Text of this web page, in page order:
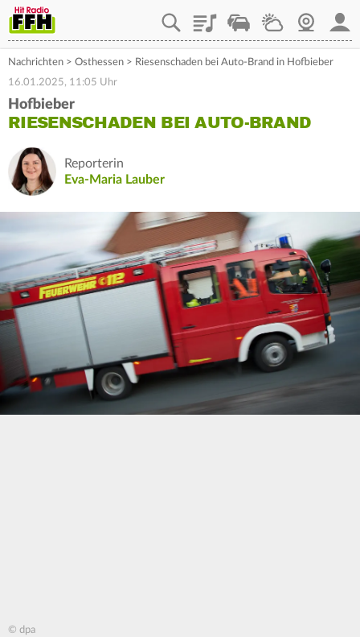
PlaylistStaupilotWetterWebcam
Nachrichten > Osthessen > Riesenschaden bei Auto-Brand in Hofbieber
16.01.2025, 11:05 Uhr
Hofbieber
RIESENSCHADEN BEI AUTO-BRAND
Reporterin
Eva-Maria Lauber
© dpa